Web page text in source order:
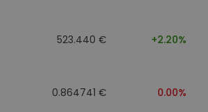
523.440 € +2.20%
0.864741 € 0.00%